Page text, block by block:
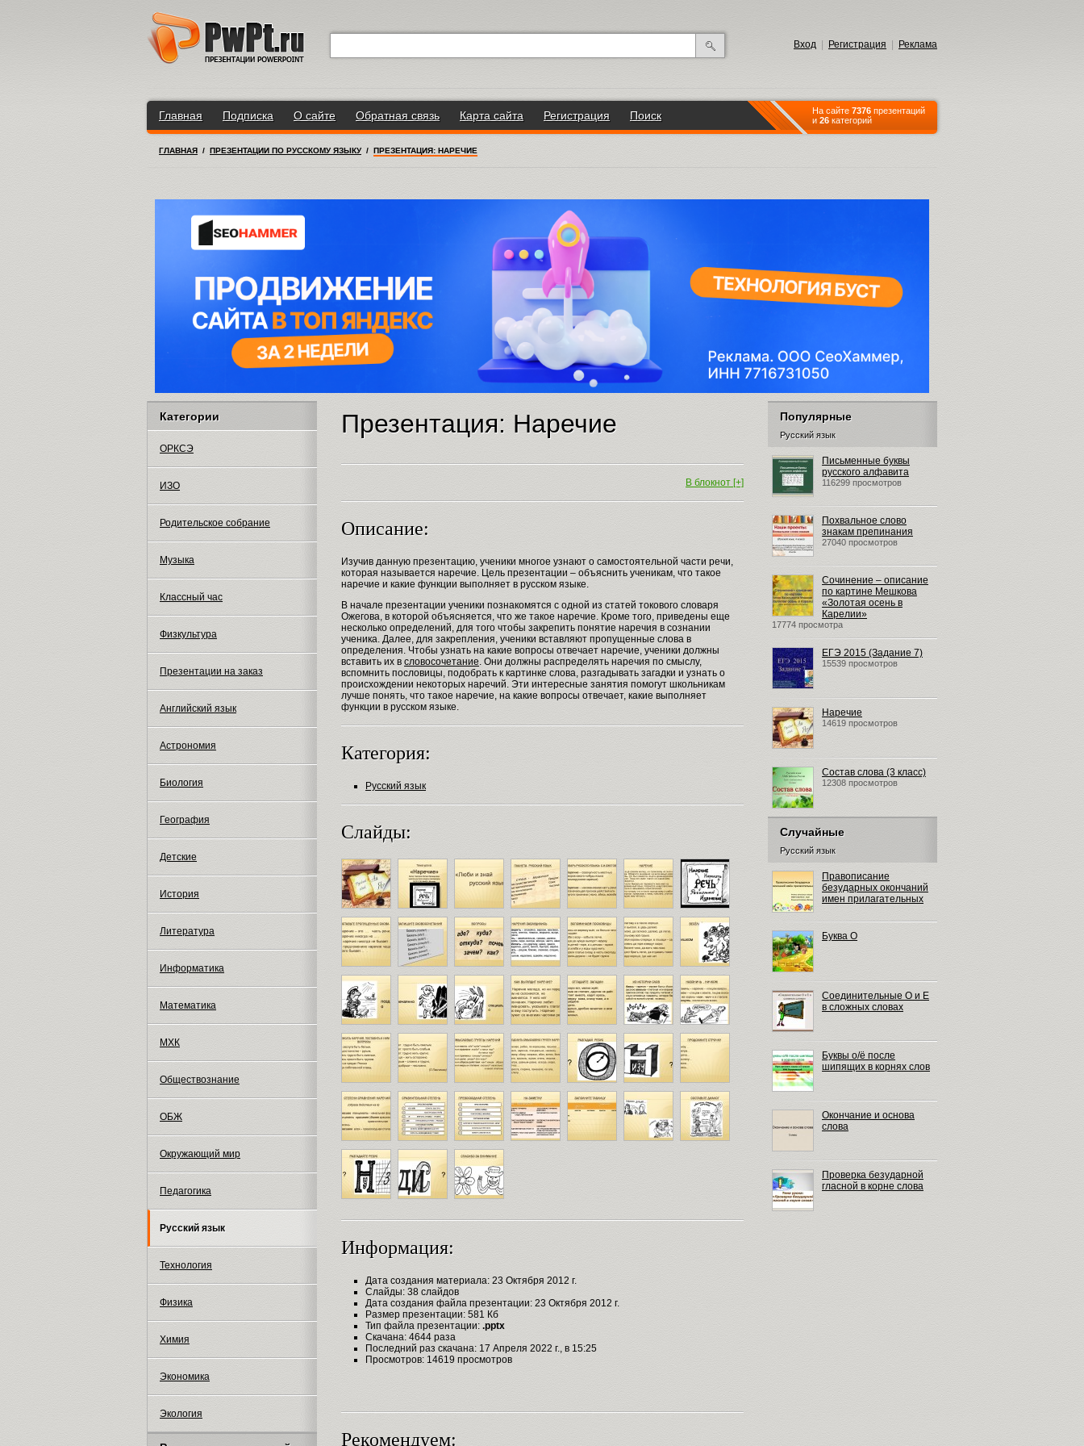
Вход Регистрация Реклама
Главная Подписка О сайте Обратная связь Карта сайта Регистрация Поиск На сайте 7376 презентаций
и 26 категорий
ГЛАВНАЯ / ПРЕЗЕНТАЦИИ ПО РУССКОМУ ЯЗЫКУ / ПРЕЗЕНТАЦИЯ: НАРЕЧИЕ
Категории
ОРКСЭ
ИЗО
Родительское собрание
Музыка
Классный час
Физкультура
Презентации на заказ
Английский язык
Астрономия
Биология
География
Детские
История
Литература
Информатика
Математика
МХК
Обществознание
ОБЖ
Окружающий мир
Педагогика
Русский язык
Технология
Физика
Химия
Экономика
Экология
Презентация: Наречие
В блокнот [+]
Описание:
Изучив данную презентацию, ученики многое узнают о самостоятельной части речи,
которая называется наречие. Цель презентации – объяснить ученикам, что такое
наречие и какие функции выполняет в русском языке.
В начале презентации ученики познакомятся с одной из статей токового словаря
Ожегова, в которой объясняется, что же такое наречие. Кроме того, приведены еще
несколько определений, для того чтобы закрепить понятие наречия в сознании
ученика. Далее, для закрепления, ученики вставляют пропущенные слова в
определения. Чтобы узнать на какие вопросы отвечает наречие, ученики должны
вставить их в словосочетание. Они должны распределять наречия по смыслу,
вспомнить пословицы, подобрать к картинке слова, разгадывать загадки и узнать о
происхождении некоторых наречий. Эти интересные занятия помогут школьникам
лучше понять, что такое наречие, на какие вопросы отвечает, какие выполняет
функции в русском языке.
Категория:
Русский язык
Слайды:
Информация:
Дата создания материала: 23 Октября 2012 г.
Слайды: 38 слайдов
Дата создания файла презентации: 23 Октября 2012 г.
Размер презентации: 581 Кб
Тип файла презентации: .pptx
Скачана: 4644 раза
Последний раз скачана: 17 Апреля 2022 г., в 15:25
Просмотров: 14619 просмотров
Рекомендуем:
Популярные
Русский язык
Письменные буквы
русского алфавита
116299 просмотров
Похвальное слово
знакам препинания
27040 просмотров
Сочинение – описание
по картине Мешкова
«Золотая осень в
Карелии»
17774 просмотра
ЕГЭ 2015 (Задание 7)
15539 просмотров
Наречие
14619 просмотров
Состав слова (3 класс)
12308 просмотров
Случайные
Русский язык
Правописание
безударных окончаний
имен прилагательных
Буква О
Соединительные О и Е
в сложных словах
Буквы о/ё после
шипящих в корнях слов
Окончание и основа
слова
Проверка безударной
гласной в корне слова